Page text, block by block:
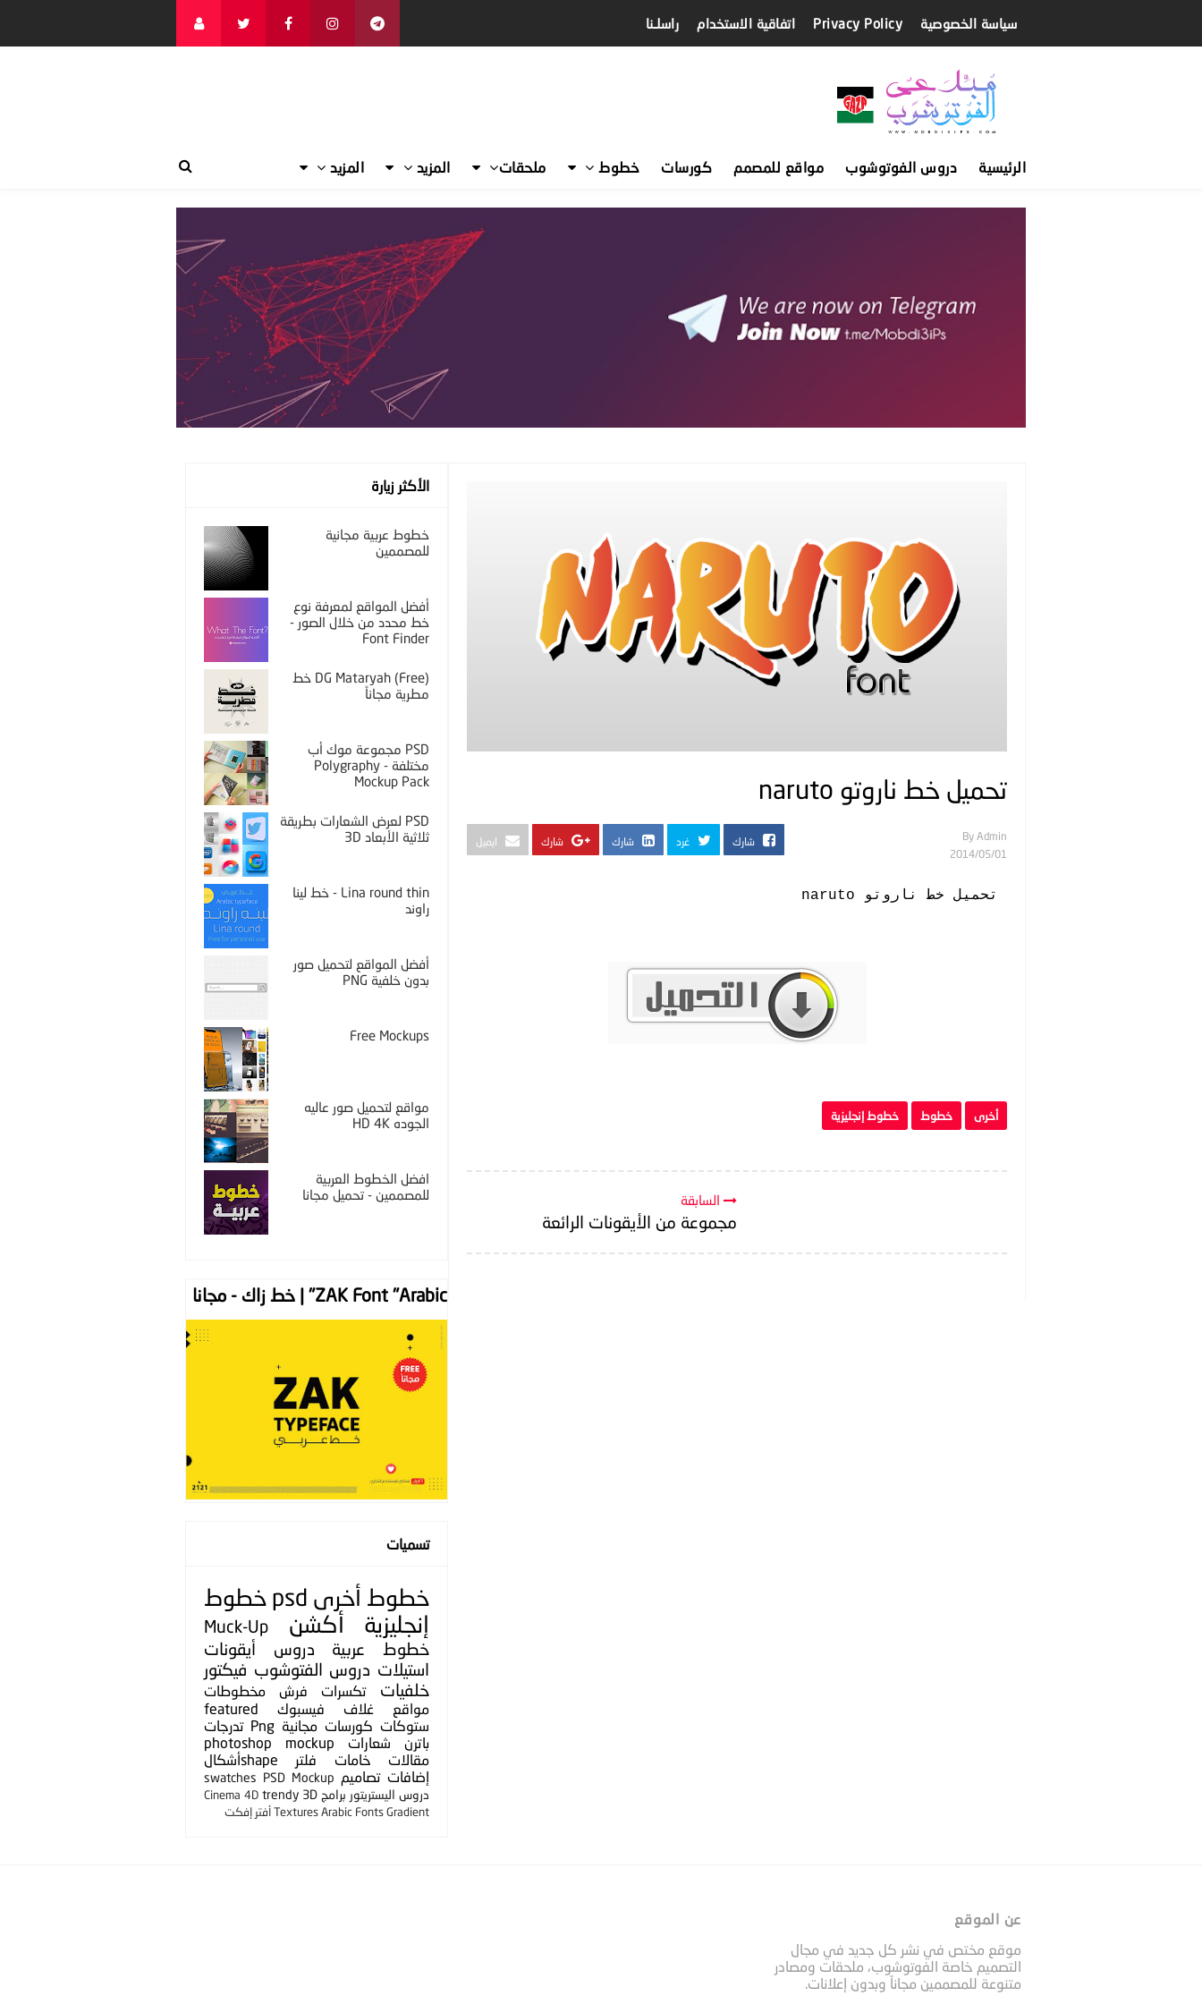
سياسة الخصوصية Privacy Policy اتفاقية الاستخدام راسلـنا
الرئيسية دروس الفوتوشوب مواقع للمصمم كورسات خطوط ملحقات المزيد المزيد
تحميل خط ناروتو naruto
By Admin
01‏/05‏/2014
شارك غرد شارك شارك ايميل
تحميل خط ناروتو naruto
أخرى خطوط خطوط إنجليزية
السابقة
مجموعة من الأيقونات الرائعة
الأكثر زيارة
خطوط عربية مجانية
للمصممين
أفضل المواقع لمعرفة نوع
خط محدد من خلال الصور -
Font Finder
DG Mataryah (Free) خط
مطرية مجاناً
PSD مجموعة موك أب
مختلفة - Polygraphy
Mockup Pack
PSD لعرض الشعارات بطريقة
ثلاثية الأبعاد 3D
Lina round thin - خط لينا
راوند
أفضل المواقع لتحميل صور
بدون خلفية PNG
Free Mockups
مواقع لتحميل صور عاليه
الجوده HD 4K
افضل الخطوط العربية
للمصممين - تحميل مجانا
ZAK Font "Arabic" | خط زاك - مجانا
تسميات
خطوط أخرى psd خطوط
إنجليزية
أكشن
Muck-Up
خطوط عربية
دروس
أيقونات
استيلات دروس الفتوشوب فيكتور
خلفيات
تكسرات فرش
مخطوطات
مواقع
غلاف فيسبوك
featured
ستوكات كورسات مجانية Png تدرجات
باترن
شعارات
photoshop mockup
مقالات
خامات فلتر
shapeأشكال
إضافات تصاميم PSD Mockup
swatches
دروس اليستريتور برامج 3D
trendy
Cinema 4D
Gradient
Arabic Fonts
Texturesأفتر إفكت
عن الموقع
موقع مختص في نشر كل جديد في مجال
التصميم خاصة الفوتوشوب، ملحقات ومصادر
متنوعة للمصممين مجاناً وبدون إعلانات.